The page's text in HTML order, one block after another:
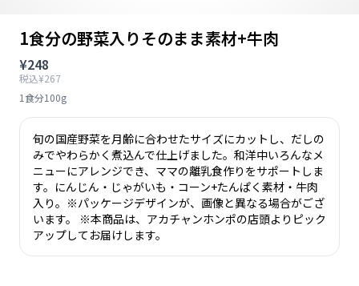
1食分の野菜入りそのまま素材+牛肉
¥248
税込¥267
1食分100g
旬の国産野菜を月齢に合わせたサイズにカットし、だしの
みでやわらかく煮込んで仕上げました。和洋中いろんなメ
ニューにアレンジでき、ママの離乳食作りをサポートしま
す。にんじん・じゃがいも・コーン+たんぱく素材・牛肉
入り。※パッケージデザインが、画像と異なる場合がござ
います。 ※本商品は、アカチャンホンポの店頭よりピック
アップしてお届けします。